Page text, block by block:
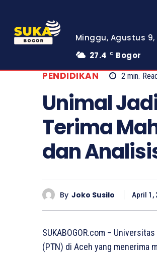
Minggu, Agustus 9,
27.4
C Bogor
PENDIDIKAN 2 min. Read
Unimal
Terima
dan
By Joko Susilo April 1,
SUKABOGOR.com –
(PTN) di Aceh yang menerima